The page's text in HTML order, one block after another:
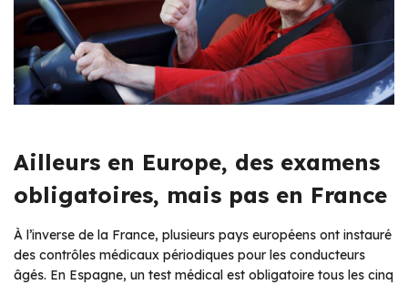
Ailleurs en Europe, des examens
obligatoires, mais pas en France
À l’inverse de la France, plusieurs pays européens ont instauré
des contrôles médicaux périodiques pour les conducteurs
âgés. En Espagne, un test médical est obligatoire tous les cinq